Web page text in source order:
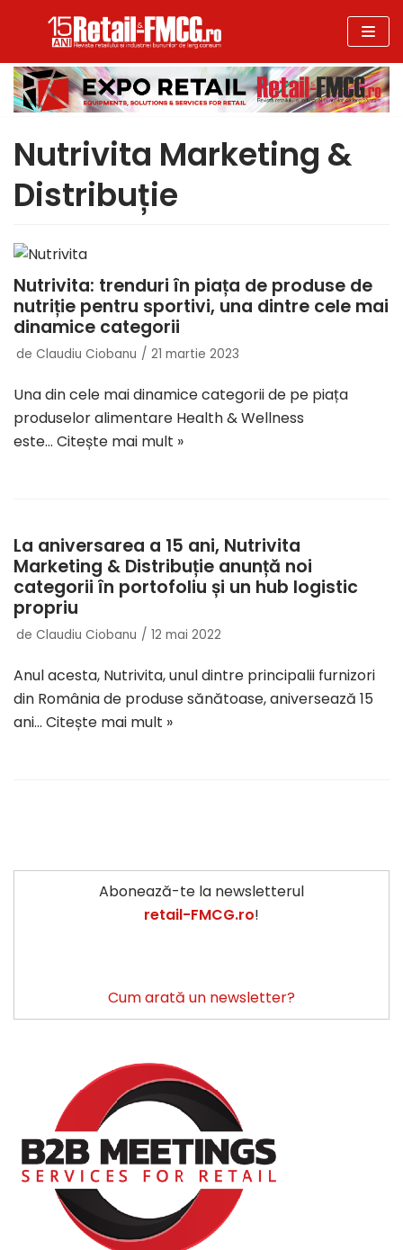
la
conținut
Nutrivita Marketing &
Distribuție
Nutrivita: trenduri în piața de produse de
nutriție pentru sportivi, una dintre cele mai
dinamice categorii
de Claudiu Ciobanu 21 martie 2023
Una din cele mai dinamice categorii de pe piața
produselor alimentare Health & Wellness
este… Citește mai mult »
La aniversarea a 15 ani, Nutrivita
Marketing & Distribuție anunță noi
categorii în portofoliu și un hub logistic
propriu
de Claudiu Ciobanu 12 mai 2022
Anul acesta, Nutrivita, unul dintre principalii furnizori
din România de produse sănătoase, aniversează 15
ani… Citește mai mult »
Abonează-te la newsletterul
retail-FMCG.ro!
Cum arată un newsletter?